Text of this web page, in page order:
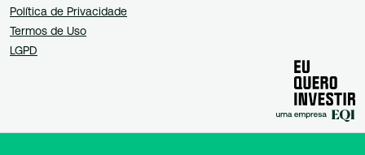
Política de Privacidade
Termos de Uso
LGPD